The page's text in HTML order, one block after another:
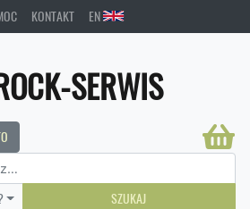
KONTAKT EN
SERWIS
SZUKAJ